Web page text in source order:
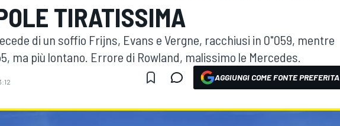
WEC
TIRATISSIMA
di un soffio Frijns, Evans e Vergne, racchiusi in 0"059, mentre
ma più lontano. Errore di Rowland, malissimo le Mercedes.
AGGIUNGI COME FONTE PREFERITA